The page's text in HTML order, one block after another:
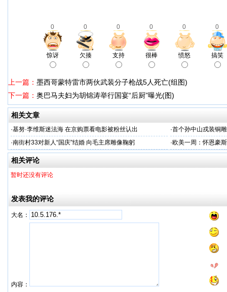
0 0 0 0 0 0
惊讶 欠揍 支持 很棒 愤怒 搞笑
上一篇： 墨西哥蒙特雷市两伙武装分子枪战5人死亡(组图)
下一篇： 奥巴马夫妇为胡锦涛举行国宴“后厨”曝光(图)
相关文章
·基努·李维斯迷法海 在京购票看电影被粉丝认出 ·首个孙中山戎装铜
·南街村33对新人“国庆”结婚 向毛主席雕像鞠躬 ·欧美一周：怀恩豪
相关评论
暂时还没有评论
发表我的评论
大名：
内容：